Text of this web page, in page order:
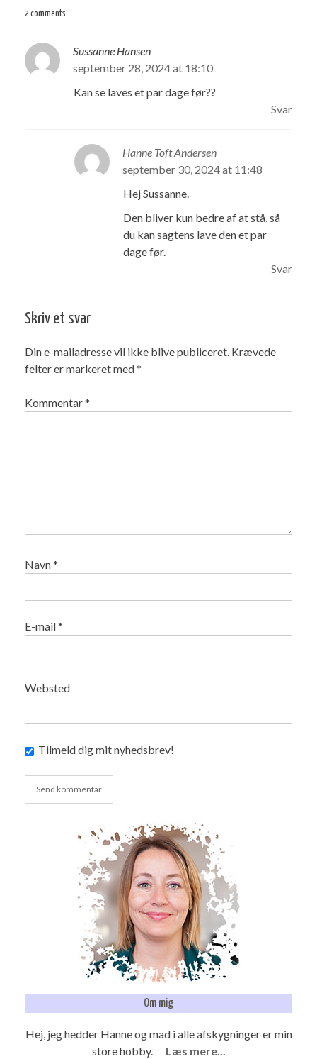
2 comments
Sussanne Hansen
september 28, 2024 at 18:10
Kan se laves et par dage før??
Svar
Hanne Toft Andersen
september 30, 2024 at 11:48
Hej Sussanne.
Den bliver kun bedre af at stå, så
du kan sagtens lave den et par
dage før.
Svar
Skriv et svar
Din e-mailadresse vil ikke blive publiceret. Krævede
felter er markeret med*
Kommentar*
Navn*
E-mail*
Websted
Tilmeld dig mit nyhedsbrev!
Om mig
Hej, jeg hedder Hanne og mad i alle afskygninger er min
store hobby. Læs mere...